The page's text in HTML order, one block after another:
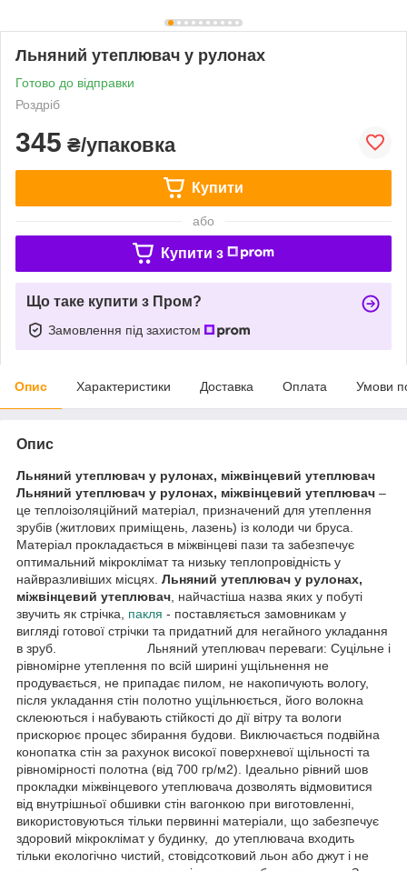
Льняний утеплювач у рулонах
Готово до відправки
Роздріб
345 ₴/упаковка
Купити
або
Купити з
Що таке купити з Пром?
Замовлення під захистом
Опис Характеристики Доставка Оплата Умови
Опис
Льняний утеплювач у рулонах, міжвінцевий утеплювач
Льняний утеплювач у рулонах, міжвінцевий утеплювач –
це теплоізоляційний матеріал, призначений для утеплення
зрубів (житлових приміщень, лазень) із колоди чи бруса.
Матеріал прокладається в міжвінцеві пази та забезпечує
оптимальний мікроклімат та низьку теплопровідність у
найвразливіших місцях. Льняний утеплювач у рулонах,
міжвінцевий утеплювач , найчастіша назва яких у побуті
звучить як стрічка, пакля - поставляється замовникам у
вигляді готової стрічки та придатний для негайного укладання
в зруб. Льняний утеплювач переваги: Суцільне і
рівномірне утеплення по всій ширині ущільнення не
продувається, не припадає пилом, не накопичують вологу,
після укладання стін полотно ущільнюється, його волокна
склеюються і набувають стійкості до дії вітру та вологи
прискорює процес збирання будови. Виключається подвійна
конопатка стін за рахунок високої поверхневої щільності та
рівномірності полотна (від 700 гр/м2). Ідеально рівний шов
прокладки міжвінцевого утеплювача дозволять відмовитися
від внутрішньої обшивки стін вагонкою при виготовленні,
використовуються тільки первинні матеріали, що забезпечує
здоровий мікроклімат у будинку, до утеплювача входить
тільки екологічно чистий, стовідсотковий льон або джут і не